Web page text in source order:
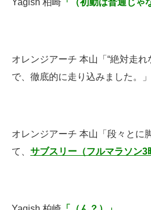
オレンジアーチ 本山 「“絶対走
で、徹底的に走り込みました。」
オレンジアーチ 本山 「段々とに
て、 サブスリー（フルマラソン